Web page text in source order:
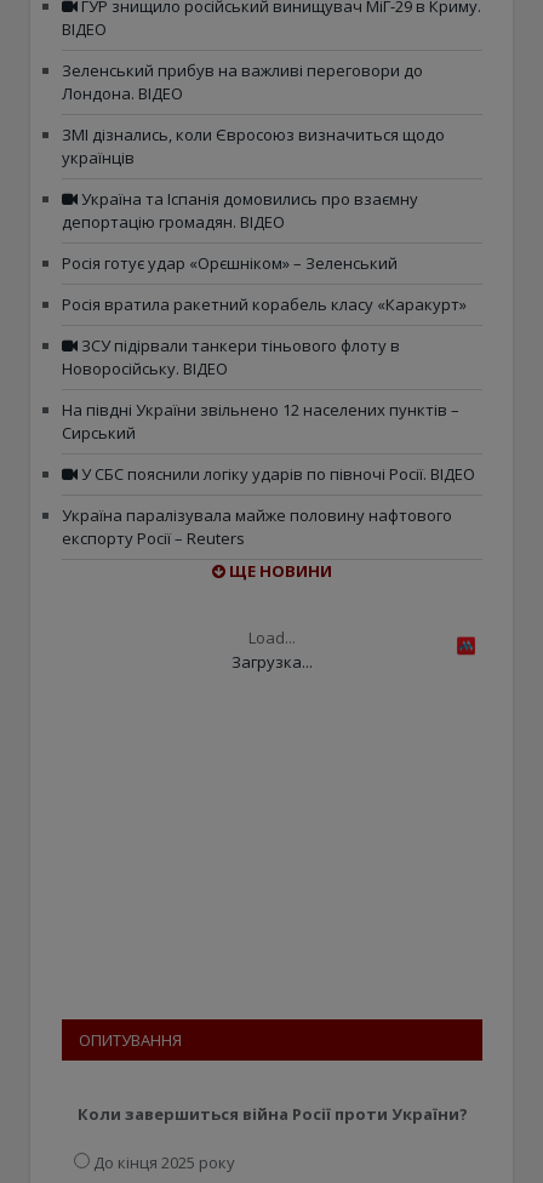
ГУР знищило російський винищувач МіГ-29 в Криму.
ВІДЕО
Зеленський прибув на важливі переговори до
Лондона. ВІДЕО
ЗМІ дізнались, коли Євросоюз визначиться щодо
українців
Україна та Іспанія домовились про взаємну
депортацію громадян. ВІДЕО
Росія готує удар «Орєшніком» – Зеленський
Росія вратила ракетний корабель класу «Каракурт»
ЗСУ підірвали танкери тіньового флоту в
Новоросійську. ВІДЕО
На півдні України звільнено 12 населених пунктів –
Сирський
У СБС пояснили логіку ударів по півночі Росії. ВІДЕО
Україна паралізувала майже половину нафтового
експорту Росії – Reuters
ЩЕ НОВИНИ
Load...
Загрузка...
ОПИТУВАННЯ
Коли завершиться війна Росії проти України?
До кінця 2025 року